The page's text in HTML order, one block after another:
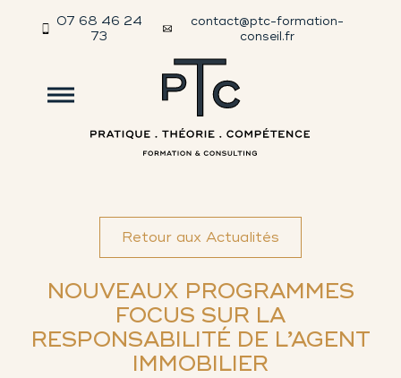
07 68 46 24
73
contact@ptc-formation-
conseil.fr
Retour aux Actualités
NOUVEAUX PROGRAMMES
FOCUS SUR LA
RESPONSABILITÉ DE L’AGENT
IMMOBILIER